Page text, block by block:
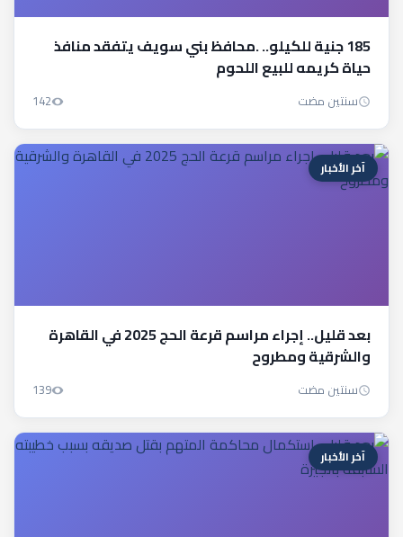
185 جنية للكيلو.. .محافظ بني سويف يتفقد منافذ
حياة كريمه للبيع اللحوم
سنتين مضت 142
آخر الأخبار
بعد قليل.. إجراء مراسم قرعة الحج 2025 في القاهرة
والشرقية ومطروح
سنتين مضت 139
آخر الأخبار